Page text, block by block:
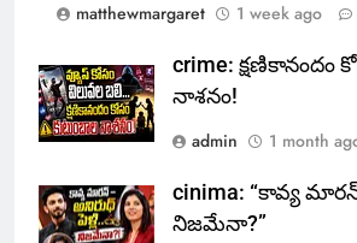
matthewmargaret
1 week ago
crime: క్షణికానందం
నాశనం!
admin
1 month
cinima: “కావ్య మారన్
నిజమేనా?”